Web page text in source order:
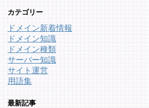
カテゴリー
ドメイン新着情報
ドメイン知識
ドメイン種類
サーバー知識
サイト運営
用語集
最新記事